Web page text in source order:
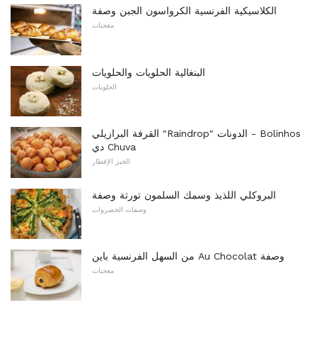
الكلاسيكية الفرنسية الكرواسون الجبن وصفة
معجنات
البنغالية الحلويات والحلويات
الحلويات
القرفة البرازيلي "Raindrop" الدونات - Bolinhos
دي Chuva
الخبز الإفطار
البروكلي اللذيذ وسمك السلمون تورتة وصفة
وصفات الخضروات
من السهل الفرنسية باين Au Chocolat وصفة
معجنات